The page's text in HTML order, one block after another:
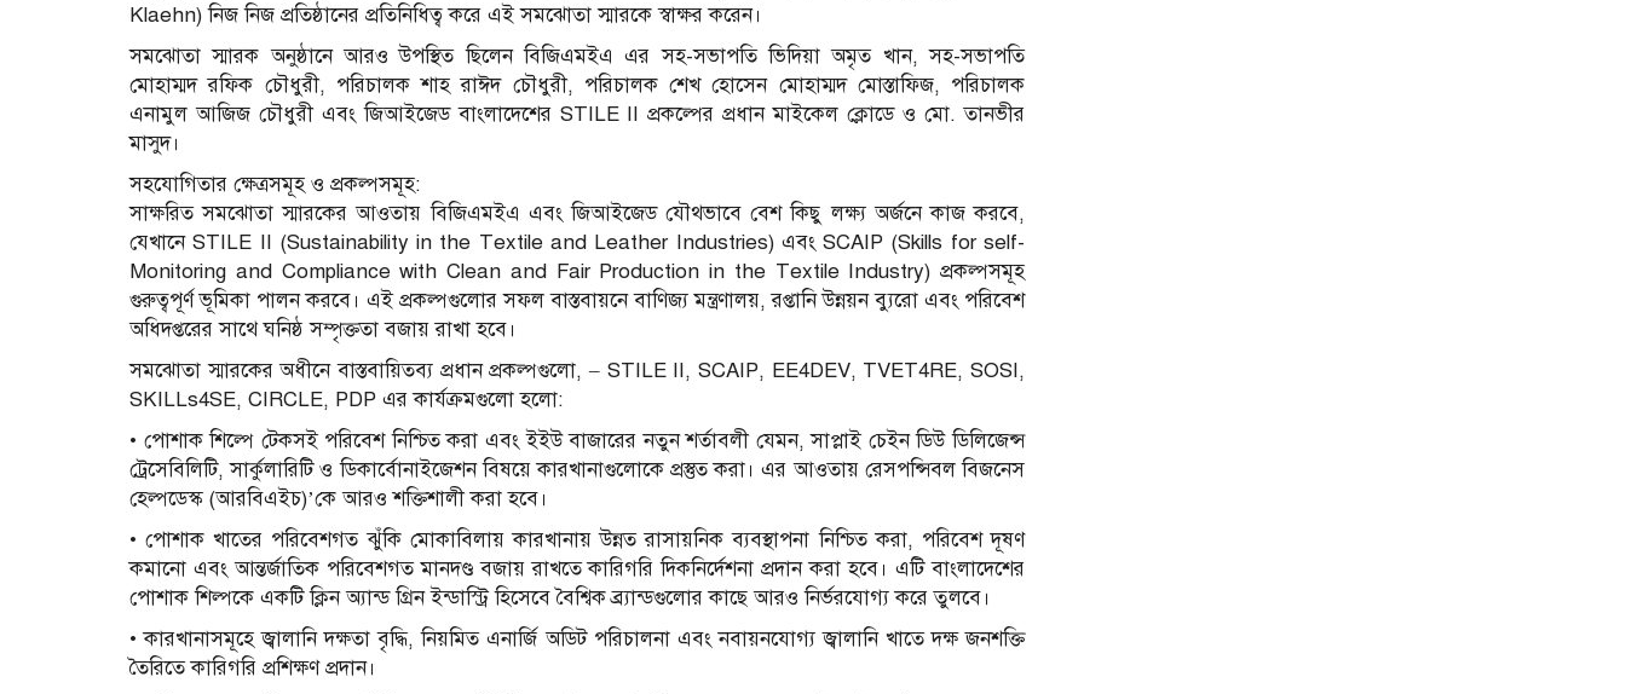
Klaehn) নিজ নিজ প্রতিষ্ঠানের প্রতিনিধিত্ব করে এই সমঝোতা স্মারকে স্বাক্ষর করেন।
সমঝোতা স্মারক অনুষ্ঠানে আরও উপস্থিত ছিলেন বিজিএমইএ এর সহ-সভাপতি ভিদিয়া অমৃত খান, সহ-সভাপতি
মোহাম্মদ রফিক চৌধুরী, পরিচালক শাহ রাঈদ চৌধুরী, পরিচালক শেখ হোসেন মোহাম্মদ মোস্তাফিজ, পরিচালক
এনামুল আজিজ চৌধুরী এবং জিআইজেড বাংলাদেশের STILE II প্রকল্পের প্রধান মাইকেল ক্লোডে ও মো. তানভীর
মাসুদ।
সহযোগিতার ক্ষেত্রসমূহ ও প্রকল্পসমূহ:
সাক্ষরিত সমঝোতা স্মারকের আওতায় বিজিএমইএ এবং জিআইজেড যৌথভাবে বেশ কিছু লক্ষ্য অর্জনে কাজ করবে,
যেখানে STILE II (Sustainability in the Textile and Leather Industries) এবং SCAIP (Skills for self-
Monitoring and Compliance with Clean and Fair Production in the Textile Industry) প্রকল্পসমূহ
গুরুত্বপূর্ণ ভূমিকা পালন করবে। এই প্রকল্পগুলোর সফল বাস্তবায়নে বাণিজ্য মন্ত্রণালয়, রপ্তানি উন্নয়ন ব্যুরো এবং পরিবেশ
অধিদপ্তরের সাথে ঘনিষ্ঠ সম্পৃক্ততা বজায় রাখা হবে।
সমঝোতা স্মারকের অধীনে বাস্তবায়িতব্য প্রধান প্রকল্পগুলো, – STILE II, SCAIP, EE4DEV, TVET4RE, SOSI,
SKILLs4SE, CIRCLE, PDP এর কার্যক্রমগুলো হলো:
• পোশাক শিল্পে টেকসই পরিবেশ নিশ্চিত করা এবং ইইউ বাজারের নতুন শর্তাবলী যেমন, সাপ্লাই চেইন ডিউ ডিলিজেন্স
ট্রেসেবিলিটি, সার্কুলারিটি ও ডিকার্বোনাইজেশন বিষয়ে কারখানাগুলোকে প্রস্তুত করা। এর আওতায় রেসপন্সিবল বিজনেস
হেল্পডেস্ক (আরবিএইচ)’কে আরও শক্তিশালী করা হবে।
• পোশাক খাতের পরিবেশগত ঝুঁকি মোকাবিলায় কারখানায় উন্নত রাসায়নিক ব্যবস্থাপনা নিশ্চিত করা, পরিবেশ দূষণ
কমানো এবং আন্তর্জাতিক পরিবেশগত মানদণ্ড বজায় রাখতে কারিগরি দিকনির্দেশনা প্রদান করা হবে। এটি বাংলাদেশের
পোশাক শিল্পকে একটি ক্লিন অ্যান্ড গ্রিন ইন্ডাস্ট্রি হিসেবে বৈশ্বিক ব্র্যান্ডগুলোর কাছে আরও নির্ভরযোগ্য করে তুলবে।
• কারখানাসমূহে জ্বালানি দক্ষতা বৃদ্ধি, নিয়মিত এনার্জি অডিট পরিচালনা এবং নবায়নযোগ্য জ্বালানি খাতে দক্ষ জনশক্তি
তৈরিতে কারিগরি প্রশিক্ষণ প্রদান।